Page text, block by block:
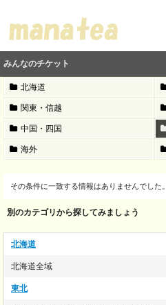
みんなのチケット
北海道
関東・信越
中国・四国
海外
その条件に一致する情報はありませんでした。
別のカテゴリから探してみましょう
北海道
北海道全域
東北